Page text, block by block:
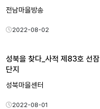
전남마을방송
2022-08-02
성북을 찾다_사적 제83호 선잠
단지
성북마을센터
2022-08-01